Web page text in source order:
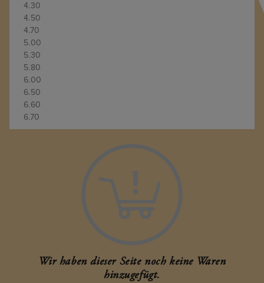
4.30
4.50
4.70
5.00
5.30
5.80
6.00
6.50
6.60
6.70
6.90
308.20Wir haben dieser Seite noch keine Waren
hinzugefügt.